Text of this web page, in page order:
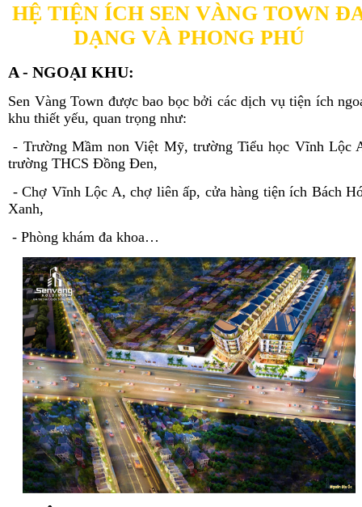
HỆ TIỆN ÍCH SEN VÀNG TOWN
DẠNG VÀ PHONG PHÚ
A - NGOẠI KHU:
Sen Vàng Town được bao bọc bởi các dịch vụ tiện ích
khu thiết yếu, quan trọng như:
- Trường Mầm non Việt Mỹ, trường Tiểu học Vĩnh Lộc
trường THCS Đồng Đen,
- Chợ Vĩnh Lộc A, chợ liên ấp, cửa hàng tiện ích Bách
Xanh,
- Phòng khám đa khoa…